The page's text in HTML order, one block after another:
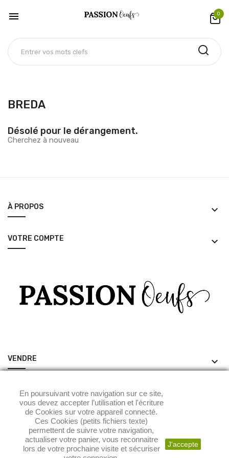
 0
BREDA
Désolé pour le dérangement.
Cherchez à nouveau
À PROPOS keyboard_arrow_down
VOTRE COMPTE keyboard_arrow_down
En poursuivant votre navigation sur ce site,
vous devez accepter l’utilisation et l'écriture
de Cookies sur votre appareil connecté.
Ces Cookies (petits fichiers texte)
permettent de suivre votre navigation,
actualiser votre panier, vous reconnaitre
lors de votre prochaine visite et sécuriser
J'accepte
VENDRE keyboard_arrow_down
ACHETER